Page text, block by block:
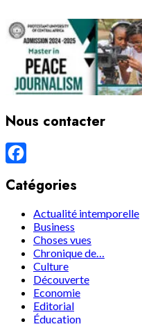
Nous contacter
Catégories
Actualité intemporelle
Business
Choses vues
Chronique de…
Culture
Découverte
Economie
Editorial
Éducation